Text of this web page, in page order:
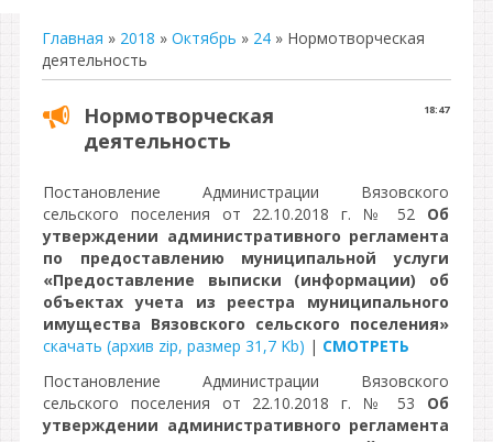
Главная » 2018 » Октябрь » 24 » Нормотворческая
деятельность
18:47
Нормотворческая
деятельность
Постановление Администрации Вязовского
сельского поселения от 22.10.2018 г. № 52 Об
утверждении административного регламента
по предоставлению муниципальной услуги
«Предоставление выписки (информации) об
объектах учета из реестра муниципального
имущества Вязовского сельского поселения»
скачать (архив zip, размер 31,7 Kb) | СМОТРЕТЬ
Постановление Администрации Вязовского
сельского поселения от 22.10.2018 г. № 53 Об
утверждении административного регламента